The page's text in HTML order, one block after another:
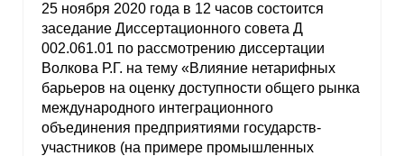
25 ноября 2020 года в 12 часов состоится
заседание Диссертационного совета Д
002.061.01 по рассмотрению диссертации
Волкова Р.Г. на тему «Влияние нетарифных
барьеров на оценку доступности общего рынка
международного интеграционного
объединения предприятиями государств-
участников (на примере промышленных